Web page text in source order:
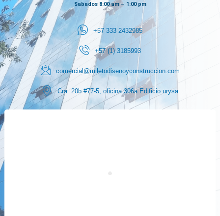
Sabados 8:00 am – 1:00 pm
+57 333 2432985
+57 (1) 3185993
comercial@miletodisenoyconstruccion.com
Cra. 20b #77-5, oficina 306a Edificio urysa